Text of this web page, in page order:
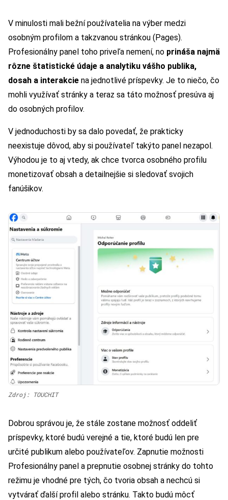
V minulosti mali bežní používatelia na výber medzi
osobným profilom a takzvanou stránkou (Pages).
Profesionálny panel toho priveľa nemení, no prináša najmä
rôzne štatistické údaje a analytiku vášho publika,
dosah a interakcie na jednotlivé príspevky. Je to niečo, čo
mohli využívať stránky a teraz sa táto možnosť presúva aj
do osobných profilov.
V jednoduchosti by sa dalo povedať, že prakticky
neexistuje dôvod, aby si používateľ takýto panel nezapol.
Výhodou je to aj vtedy, ak chce tvorca osobného profilu
monetizovať obsah a detailnejšie si sledovať svojich
fanúšikov.
Zdroj: TOUCHIT
Dobrou správou je, že stále zostane možnosť oddeliť
príspevky, ktoré budú verejné a tie, ktoré budú len pre
určité publikum alebo používateľov. Zapnutie možnosti
Profesionálny panel a prepnutie osobnej stránky do tohto
režimu je vhodné pre tých, čo tvoria obsah a nechcú si
vytvárať ďalší profil alebo stránku. Takto budú môcť